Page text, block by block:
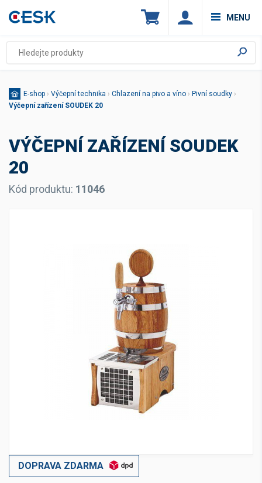
MENU
E-shop › Výčepní technika › Chlazení na pivo a víno › Pivní soudky ›
Výčepní zařízení SOUDEK 20
VÝČEPNÍ ZAŘÍZENÍ SOUDEK
20
Kód produktu: 11046
DOPRAVA ZDARMA